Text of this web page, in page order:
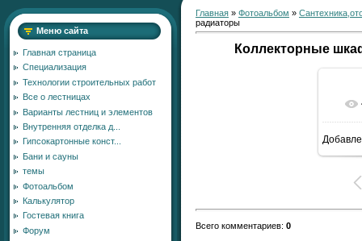
Меню сайта
Главная страница
Специализация
Технологии строительных работ
Все о лестницах
Варианты лестниц и элементов
Внутренняя отделка д...
Гипсокартонные конст...
Бани и сауны
темы
Фотоальбом
Калькулятор
Гостевая книга
Форум
Главная » Фотоальбом »
радиаторы
Коллекторные
Всего комментариев: 0